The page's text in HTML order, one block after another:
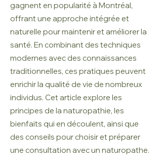
gagnent en popularité à Montréal,
offrant une approche intégrée et
naturelle pour maintenir et améliorer la
santé. En combinant des techniques
modernes avec des connaissances
traditionnelles, ces pratiques peuvent
enrichir la qualité de vie de nombreux
individus. Cet article explore les
principes de la naturopathie, les
bienfaits qui en découlent, ainsi que
des conseils pour choisir et préparer
une consultation avec un naturopathe.